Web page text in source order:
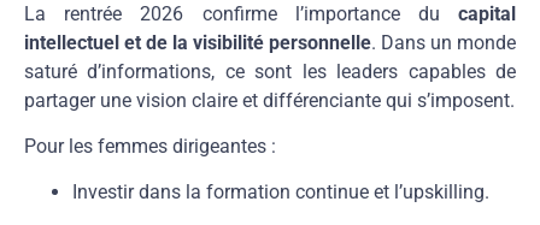
La rentrée 2026 confirme l’importance du capital
intellectuel et de la visibilité personnelle. Dans un monde
saturé d’informations, ce sont les leaders capables de
partager une vision claire et différenciante qui s’imposent.
Pour les femmes dirigeantes :
Investir dans la formation continue et l’upskilling.